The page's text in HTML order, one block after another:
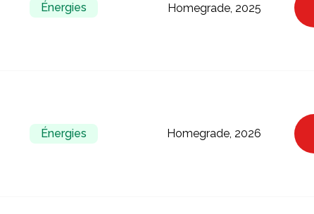
Énergies Homegrade, 2025
Énergies Homegrade, 2026